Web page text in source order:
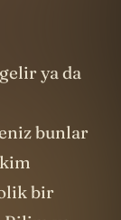
ya da
bunlar
bir